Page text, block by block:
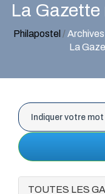
La Gazette
Philapostel /Archives
La
TOUTES LES